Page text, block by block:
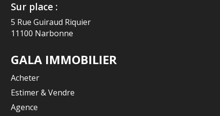
Sur place :
5 Rue Guiraud Riquier
11100 Narbonne
GALA IMMOBILIER
Acheter
Estimer & Vendre
Agence